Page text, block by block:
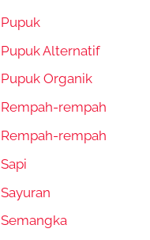
Pupuk
Pupuk Alternatif
Pupuk Organik
Rempah-rempah
Rempah-rempah
Sapi
Sayuran
Semangka